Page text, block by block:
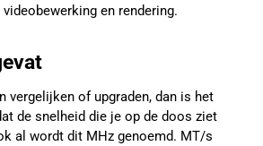
en rendering.
vergelijken of upgraden, dan is het
de snelheid die je op de doos ziet
al wordt dit MHz genoemd. MT/s